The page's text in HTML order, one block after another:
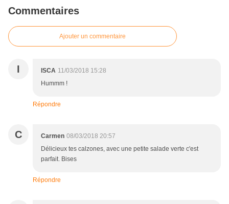
Commentaires
Ajouter un commentaire
I ISCA 11/03/2018 15:28
Hummm !
Répondre
C Carmen 08/03/2018 20:57
Délicieux tes calzones, avec une petite salade verte c'est
parfait. Bises
Répondre